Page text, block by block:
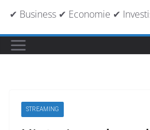
✔ Business ✔ Economie ✔
STREAMING